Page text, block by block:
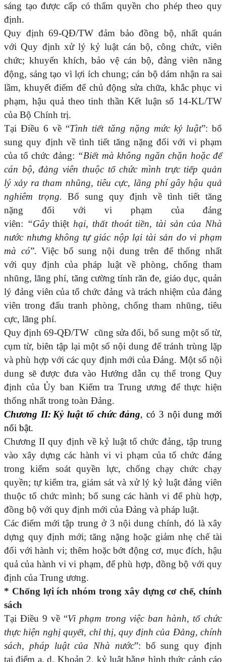
sáng tạo được cấp có thẩm quyền cho phép theo quy
định.
Quy định 69-QĐ/TW đảm bảo đồng bộ, nhất quán
với Quy định xử lý kỷ luật cán bộ, công chức, viên
chức; khuyến khích, bảo vệ cán bộ, đảng viên năng
động, sáng tạo vì lợi ích chung; cán bộ dám nhận ra sai
lầm, khuyết điểm để chủ động sửa chữa, khắc phục vi
phạm, hậu quả theo tinh thần Kết luận số 14-KL/TW
của Bộ Chính trị.
Tại Điều 6 về “Tình tiết tăng nặng mức kỷ luật”: bổ
sung quy định về tình tiết tăng nặng đối với vi phạm
của tổ chức đảng: “Biết mà không ngăn chặn hoặc để
cán bộ, đảng viên thuộc tổ chức mình trực tiếp quản
lý xảy ra tham nhũng, tiêu cực, lãng phí gây hậu quả
nghiêm trọng. Bổ sung quy định về tình tiết tăng
nặng đối với vi phạm của đảng
viên: “Gâythiệt hại, thất thoát tiền, tài sản của Nhà
nước nhưng không tự giác nộp lại tài sản do vi phạm
mà có”.Việc bổ sung nội dung trên để thống nhất
với quy định của pháp luật về phòng, chống tham
nhũng, lãng phí, tăng cường tính răn đe, giáo dục, quản
lý đảng viên của tổ chức đảng và trách nhiệm của đảng
viên trong đấu tranh phòng, chống tham nhũng, tiêu
cực, lãng phí.
Quy định 69-QĐ/TW cũng sửa đổi, bổ sung một số từ,
cụm từ, biên tập lại một số nội dung để tránh trùng lặp
và phù hợp với các quy định mới của Đảng. Một số nội
dung sẽ được đưa vào Hướng dẫn cụ thể trong Quy
định của Ủy ban Kiểm tra Trung ương để thực hiện
thống nhất trong toàn Đảng.
Chương II: Kỷ luật tổ chức đảng, có 3 nội dung mới
nổi bật.
Chương II quy định về kỷ luật tổ chức đảng, tập trung
vào xây dựng các hành vi vi phạm của tổ chức đảng
trong kiểm soát quyền lực, chống chạy chức chạy
quyền; tự kiểm tra, giám sát và xử lý kỷ luật đảng viên
thuộc tổ chức mình; bổ sung các hành vi để phù hợp,
đồng bộ với quy định mới của Đảng và pháp luật.
Các điểm mới tập trung ở 3 nội dung chính, đó là xây
dựng quy định mới; tăng nặng hoặc giảm nhẹ chế tài
đối với hành vi; thêm hoặc bớt động cơ, mục đích, hậu
quả của hành vi vi phạm, để phù hợp, đồng bộ với quy
định của Trung ương.
* Chống lợi ích nhóm trong xây dựng cơ chế, chính
sách
Tại Điều 9 về “Vi phạm trong việc ban hành, tổ chức
thực hiện nghị quyết, chỉ thị, quy định của Đảng, chính
sách, pháp luật của Nhà nước”: bổ sung quy định
tại điểm a, d, Khoản 2, kỷ luật bằng hình thức cảnh cáo